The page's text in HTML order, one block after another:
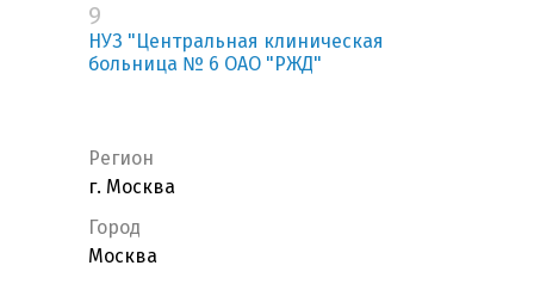
9
НУЗ "Центральная клиническая
больница № 6 ОАО "РЖД"
Регион
г. Москва
Город
Москва